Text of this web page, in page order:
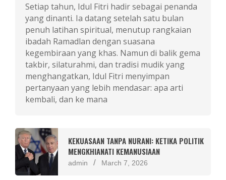
Setiap tahun, Idul Fitri hadir sebagai penanda
yang dinanti. Ia datang setelah satu bulan
penuh latihan spiritual, menutup rangkaian
ibadah Ramadlan dengan suasana
kegembiraan yang khas. Namun di balik gema
takbir, silaturahmi, dan tradisi mudik yang
menghangatkan, Idul Fitri menyimpan
pertanyaan yang lebih mendasar: apa arti
kembali, dan ke mana
KEKUASAAN TANPA NURANI: KETIKA POLITIK
MENGKHIANATI KEMANUSIAAN
admin March 7, 2026